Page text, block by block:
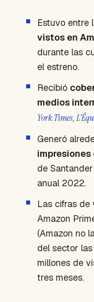
Estuvo entre
vistos en
durante las
el estreno.
Recibió
medios
York Times,
Generó
impresiones
de
anual 2022.
Las cifras de
Amazon
(Amazon no
del sector
millones de
tres meses.